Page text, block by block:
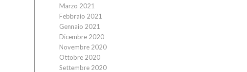
Marzo 2021
Febbraio 2021
Gennaio 2021
Dicembre 2020
Novembre 2020
Ottobre 2020
Settembre 2020